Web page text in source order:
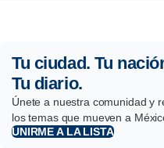
Tu ciudad. Tu
Tu diario.
Únete a nuestra comunidad y
los temas que mueven a
UNIRME A LA LISTA